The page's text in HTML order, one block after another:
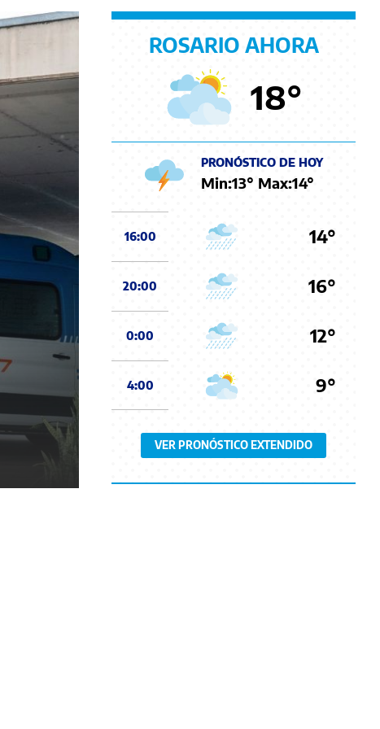
ROSARIO AHORA
18°
PRONÓSTICO DE HOY
Min:13° Max:14°
16:00 14°
20:00 16°
0:00 12°
4:00 9°
VER PRONÓSTICO EXTENDIDO